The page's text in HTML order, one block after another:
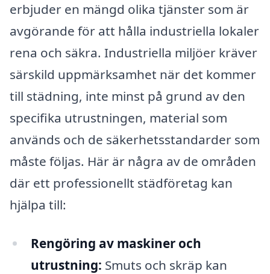
erbjuder en mängd olika tjänster som är
avgörande för att hålla industriella lokaler
rena och säkra. Industriella miljöer kräver
särskild uppmärksamhet när det kommer
till städning, inte minst på grund av den
specifika utrustningen, material som
används och de säkerhetsstandarder som
måste följas. Här är några av de områden
där ett professionellt städföretag kan
hjälpa till:
Rengöring av maskiner och
utrustning: Smuts och skräp kan